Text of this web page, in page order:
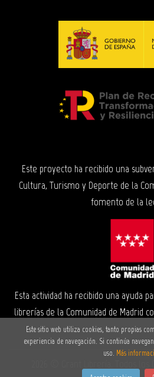
Este proyecto ha recibido una
Cultura, Turismo y Deporte de la
fomento de la
Esta actividad ha recibido una ayuda
librerías de la Comunidad de Madrid
Este sitio web utiliza cookies, tanto propias
experiencia de navegación. Si continúa
uso. Más